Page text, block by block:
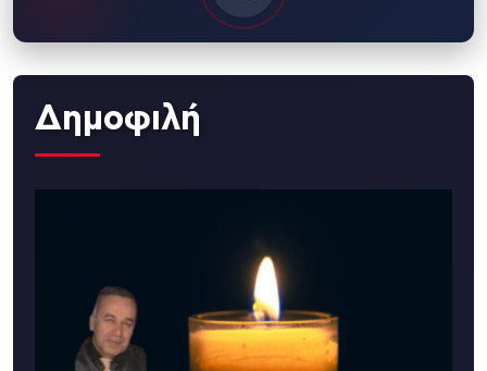
Δημοφιλή